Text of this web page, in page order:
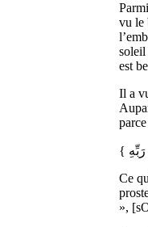
vu le
soleil
est
Il a
Ce
»,